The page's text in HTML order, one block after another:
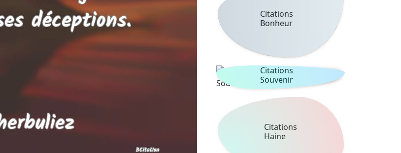
Citations
Bonheur
Citations
Souvenir
Citations
Haine